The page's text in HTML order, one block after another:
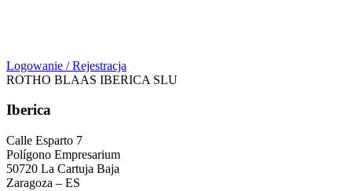
Logowanie / Rejestracja
ROTHO BLAAS IBERICA SLU
Iberica
Calle Esparto 7
Polígono Empresarium
50720 La Cartuja Baja
Zaragoza – ES